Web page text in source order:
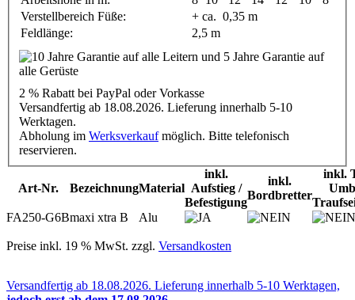
Verstellbereich Füße:
+ ca. 0,35 m
Feldlänge:
2,5 m
2 % Rabatt bei PayPal oder Vorkasse
Versandfertig ab 18.08.2026. Lieferung innerhalb 5-10
Werktagen.
Abholung im Werksverkaufmöglich. Bitte telefonisch
reservieren.
Art-Nr. BezeichnungMaterial
inkl.
Aufstieg /
Befestigung
inkl.
Bordbretter
inkl.
FA250-G6Bmaxi xtra B Alu
Preise inkl. 19 % MwSt. zzgl. Versandkosten
Versandfertig ab 18.08.2026. Lieferung innerhalb 5-10 Werktagen,